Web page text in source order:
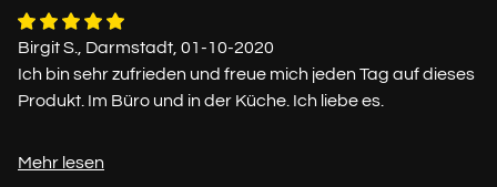
Birgit S., Darmstadt, 01-10-2020
Ich bin sehr zufrieden und freue mich jeden Tag auf dieses
Produkt. Im Büro und in der Küche. Ich liebe es.
Mehr lesen